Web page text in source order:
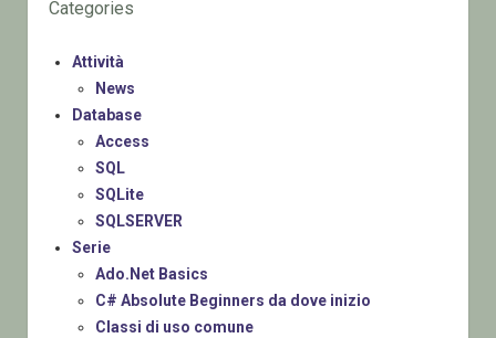
Categories
Attività
News
Database
Access
SQL
SQLite
SQLSERVER
Serie
Ado.Net Basics
C# Absolute Beginners da dove inizio
Classi di uso comune